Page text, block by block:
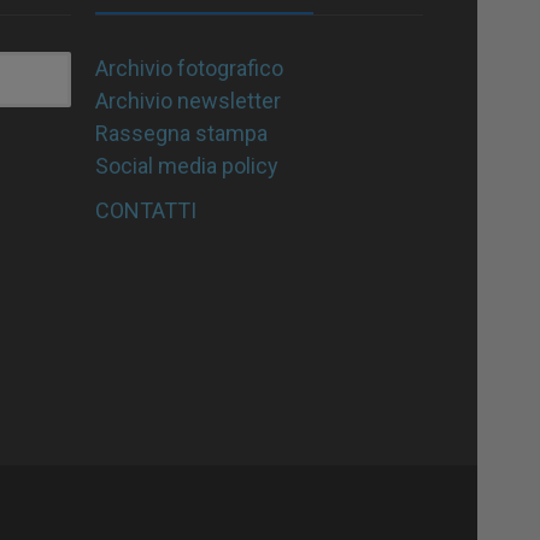
Archivio fotografico
Archivio newsletter
Rassegna stampa
Social media policy
CONTATTI